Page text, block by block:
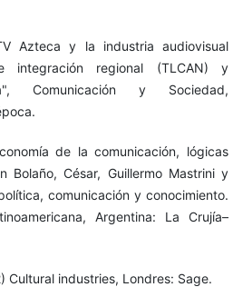
Azteca y la industria audiovisual
integración regional (TLCAN) y
Comunicación y Sociedad,
de la comunicación, lógicas
Bolaño, César, Guillermo Mastrini y
comunicación y conocimiento.
Argentina: La Crujía–
Cultural industries, Londres: Sage.